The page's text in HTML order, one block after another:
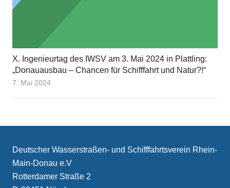
X. Ingenieurtag des IWSV am 3. Mai 2024 in Plattling:
„Donauausbau – Chancen für Schifffahrt und Natur?!“
7. Mai 2024
Deutscher Wasserstraßen- und Schifffahrtsverein Rhein-
Main-Donau e.V
Rotterdamer Straße 2